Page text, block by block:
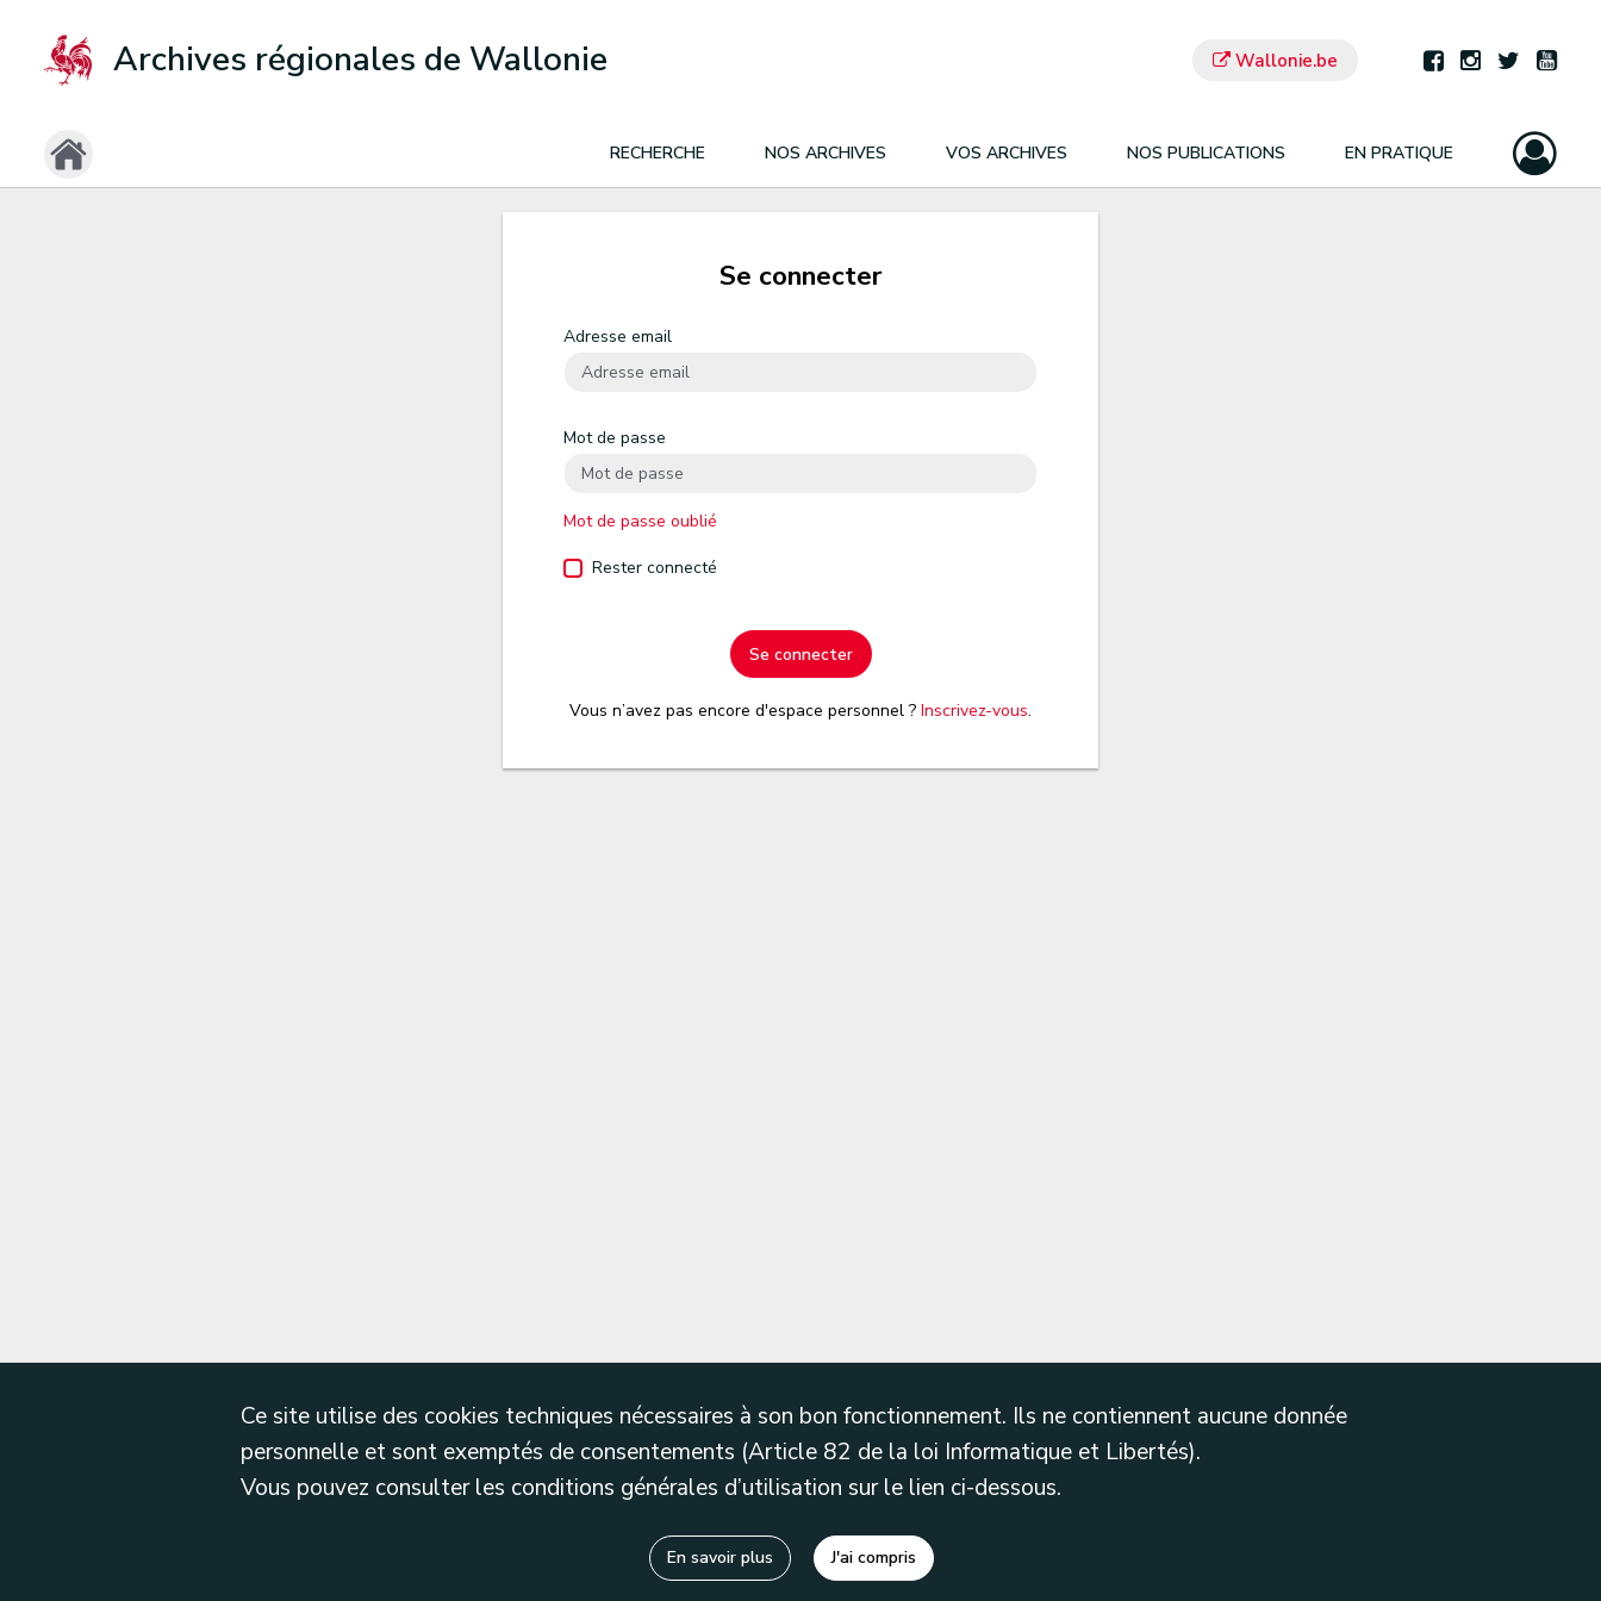
Archives régionales de Wallonie Wallonie.be
RECHERCHE NOS ARCHIVES VOS ARCHIVES NOS PUBLICATIONS EN PRATIQUE
Se connecter
Adresse email
Mot de passe
Mot de passe oublié
Rester connecté
Se connecter
Vous n’avez pas encore d'espace personnel ? Inscrivez-vous.
Ce site utilise des cookies techniques nécessaires à son bon fonctionnement. Ils ne contiennent aucune donnée
personnelle et sont exemptés de consentements (Article 82 de la loi Informatique et Libertés).
Vous pouvez consulter les conditions générales d’utilisation sur le lien ci-dessous.
En savoir plus J'ai compris